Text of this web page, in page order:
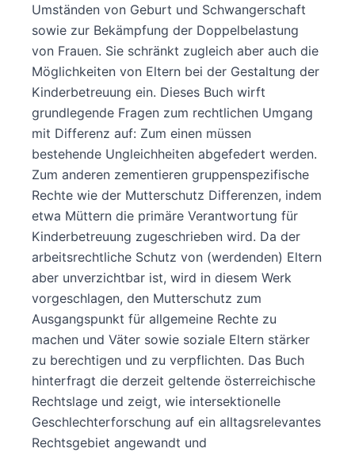
Umständen von Geburt und Schwangerschaft
sowie zur Bekämpfung der Doppelbelastung
von Frauen. Sie schränkt zugleich aber auch die
Möglichkeiten von Eltern bei der Gestaltung der
Kinderbetreuung ein. Dieses Buch wirft
grundlegende Fragen zum rechtlichen Umgang
mit Differenz auf: Zum einen müssen
bestehende Ungleichheiten abgefedert werden.
Zum anderen zementieren gruppenspezifische
Rechte wie der Mutterschutz Differenzen, indem
etwa Müttern die primäre Verantwortung für
Kinderbetreuung zugeschrieben wird. Da der
arbeitsrechtliche Schutz von (werdenden) Eltern
aber unverzichtbar ist, wird in diesem Werk
vorgeschlagen, den Mutterschutz zum
Ausgangspunkt für allgemeine Rechte zu
machen und Väter sowie soziale Eltern stärker
zu berechtigen und zu verpflichten. Das Buch
hinterfragt die derzeit geltende österreichische
Rechtslage und zeigt, wie intersektionelle
Geschlechterforschung auf ein alltagsrelevantes
Rechtsgebiet angewandt und